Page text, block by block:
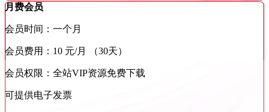
月费会员
会员时间：一个月
会员费用：10 元/月 （30天）
会员权限：全站VIP资源免费下载
可提供电子发票